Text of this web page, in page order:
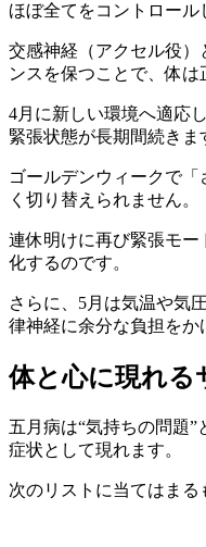
ほぼ全てをコントロール
交感神経（アクセル役）
ンスを保つことで、体は
4月に新しい環境へ適応
緊張状態が長期間続きま
ゴールデンウィークで
く切り替えられません。
連休明けに再び緊張モ
化するのです。
さらに、5月は気温や気
律神経に余分な負担をか
体と心に現れる
五月病は“気持ちの問題
症状として現れます。
次のリストに当てはまる